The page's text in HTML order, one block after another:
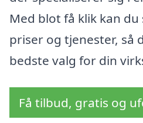
Med blot få klik kan
priser og tjenester, så
bedste valg for din
Få tilbud, gratis og